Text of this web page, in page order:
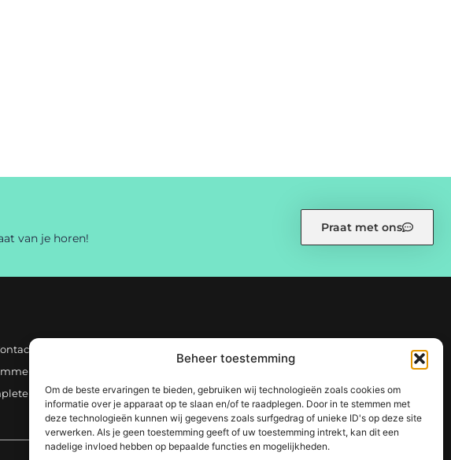
Beheer toestemming
Om de beste ervaringen te bieden, gebruiken wij technologieën zoals cookies om
informatie over je apparaat op te slaan en/of te raadplegen. Door in te stemmen met
deze technologieën kunnen wij gegevens zoals surfgedrag of unieke ID's op deze site
verwerken. Als je geen toestemming geeft of uw toestemming intrekt, kan dit een
nadelige invloed hebben op bepaalde functies en mogelijkheden.
van je horen!
Praat met ons
Website index
gids voor een sterke SEO-strategie
gids voor online succes